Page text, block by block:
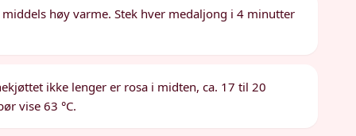
høy varme. Stek hver medaljong i 4 minutter
ikke lenger er rosa i midten, ca. 17 til 20
vise 63 °C.